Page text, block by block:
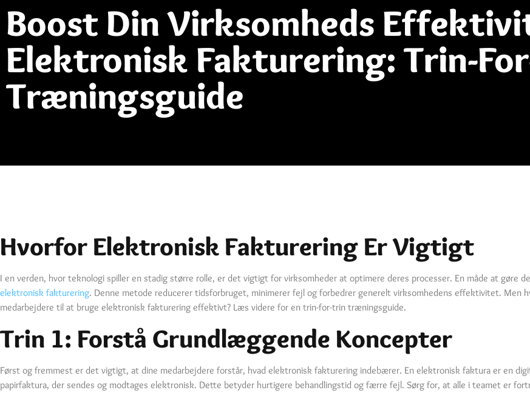
Boost Din Virksomheds
Elektronisk Fakturering: Trin-
Træningsguide
Hvorfor Elektronisk Fakturering Er Vigtigt
I en verden, hvor teknologi spiller en stadig større rolle, er det vigtigt for virksomheder at optimere deres processer. En måde at gøre
elektronisk fakturering. Denne metode reducerer tidsforbruget, minimerer fejl og forbedrer generelt virksomhedens effektivitet. Men
medarbejdere til at bruge elektronisk fakturering effektivt? Læs videre for en trin-for-trin træningsguide.
Trin 1: Forstå Grundlæggende Koncepter
Først og fremmest er det vigtigt, at dine medarbejdere forstår, hvad elektronisk fakturering indebærer. En elektronisk faktura er en
papirfaktura, der sendes og modtages elektronisk. Dette betyder hurtigere behandlingstid og færre fejl. Sørg for, at alle i teamet er